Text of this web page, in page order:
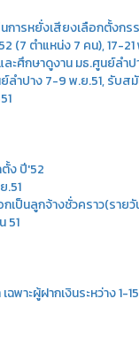
ารหยั่งเสียงเลือกตั้งกร
(7 ตำแหน่ง 7 คน), 17-21
ะศึกษาดูงาน มธ.ศูนย์ลำ
ลำปาง 7-9 พ.ย.51, รับส
ง ปี'52
.51
ป็นลูกจ้างชั่วคราว(รายวั
51
พาะผู้ฝากเงินระหว่าง 1-